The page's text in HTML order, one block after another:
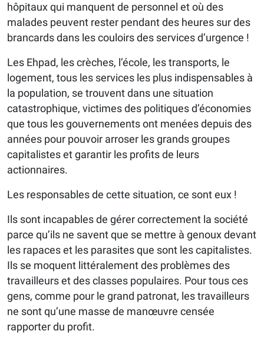
hôpitaux qui manquent de personnel et où des
malades peuvent rester pendant des heures sur des
brancards dans les couloirs des services d’urgence !
Les Ehpad, les crèches, l’école, les transports, le
logement, tous les services les plus indispensables à
la population, se trouvent dans une situation
catastrophique, victimes des politiques d’économies
que tous les gouvernements ont menées depuis des
années pour pouvoir arroser les grands groupes
capitalistes et garantir les profits de leurs
actionnaires.
Les responsables de cette situation, ce sont eux !
Ils sont incapables de gérer correctement la société
parce qu’ils ne savent que se mettre à genoux devant
les rapaces et les parasites que sont les capitalistes.
Ils se moquent littéralement des problèmes des
travailleurs et des classes populaires. Pour tous ces
gens, comme pour le grand patronat, les travailleurs
ne sont qu’une masse de manœuvre censée
rapporter du profit.